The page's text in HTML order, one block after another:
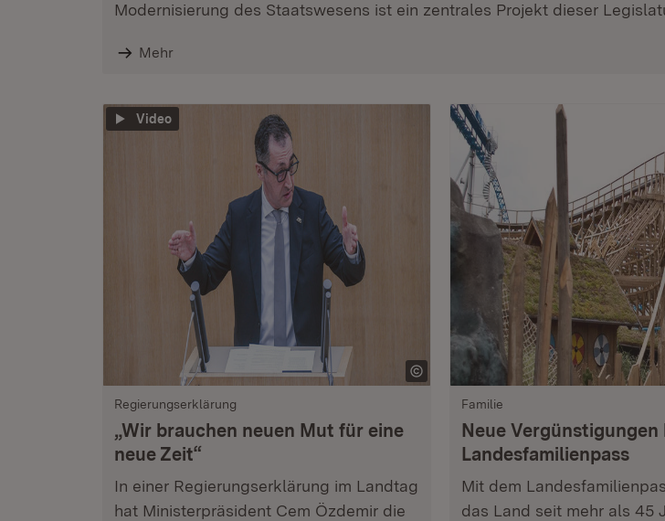
Modernisierung des Staatswesens ist ein zentrales Projekt dieser
Mehr
Video
Regierungserklärung
„Wir brauchen neuen Mut für eine
neue Zeit“
In einer Regierungserklärung im Landtag
hat Ministerpräsident Cem Özdemir die
Familie
Neue Vergünstigungen
Landesfamilienpass
Mit dem
das Land seit mehr als 45